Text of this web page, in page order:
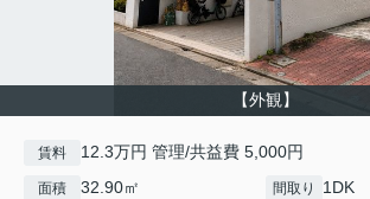
【外観】
賃料 12.3万円 管理/共益費 5,000円
面積 32.90㎡ 間取り 1DK